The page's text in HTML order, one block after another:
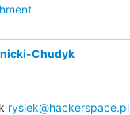
Chudyk
rysiek@hackerspace.pl